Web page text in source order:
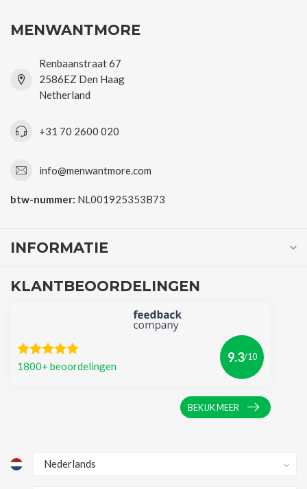
MENWANTMORE
Renbaanstraat 67
2586EZ Den Haag
Netherland
+31 70 2600 020
info@menwantmore.com
btw-nummer: NL001925353B73
INFORMATIE
KLANTBEOORDELINGEN
1800+ beoordelingen
9.3/10
BEKIJK MEER